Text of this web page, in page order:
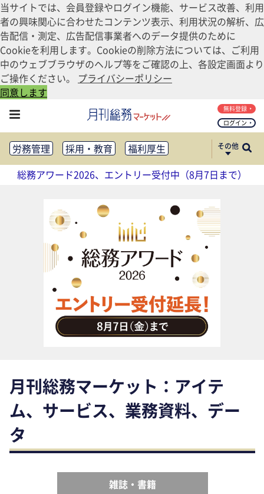
当サイトでは、会員登録やログイン機能、サービス改善、利用
者の興味関心に合わせたコンテンツ表示、利用状況の解析、広
告配信・測定、広告配信事業者へのデータ提供のために
Cookieを利用します。Cookieの削除方法については、ご利用
中のウェブブラウザのヘルプ等をご確認の上、各設定画面より
ご操作ください。 プライバシーポリシー
同意します
ログイン
無料登録
労務管理 採用・教育
福利厚生
健康経営
働き方改革
法務・コンプライアンス
リスクマネジメント・BCP
社外・社内広報
社外・社内コミュニケーション活性化
FM・オフィス移転
CSR・SDGs
テクノロジー活用・DX
助成金・補助金・コスト削減
アウトソーシング・BPO
調査・レポート
その他
総務アワード2026、エントリー受付中（8月7日まで）
月刊総務マーケット：アイテ
ム、サービス、業務資料、デー
タ
雑誌・書籍